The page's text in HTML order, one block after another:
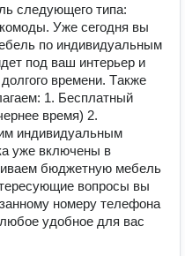
следующего типа:
Уже сегодня вы
по индивидуальным
под ваш интерьер и
времени. Тaкже
1. Бeсплатный
время) 2.
индивидуальным
уже включены в
бюджетную мебель
вопросы вы
номеру телефона
удобное для вас